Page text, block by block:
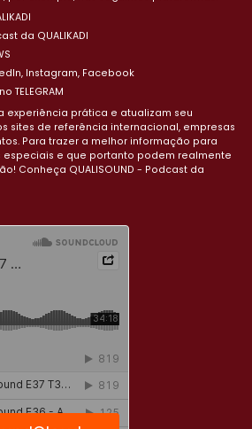
da QUALIKADI
Instagram, Facebook
TELEGRAM
experiência prática e atualizam seu
sites de referência internacional, empresas
Para trazer a melhor informação para
e que portanto podem realmente
Conheça QUALISOUND - Podcast da